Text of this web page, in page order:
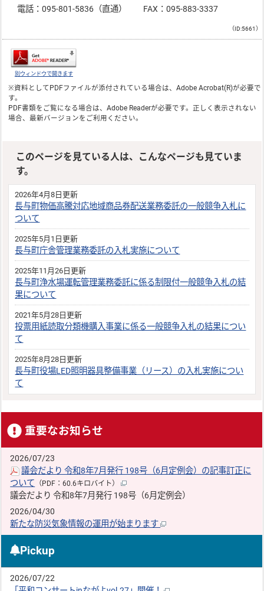
電話：095-801-5836（直通） FAX：095-883-3337
（ID:5661）
別ウィンドウで開きます
※資料としてPDFファイルが添付されている場合は、Adobe Acrobat(R)が必要で
す。
PDF書類をご覧になる場合は、Adobe Readerが必要です。正しく表示されない
場合、最新バージョンをご利用ください。
このページを見ている人は、こんなページも見ていま
す。
2026年4月8日更新
長与町物価高騰対応地域商品券配送業務委託の一般競争入札に
ついて
2025年5月1日更新
長与町庁舎管理業務委託の入札実施について
2025年11月26日更新
長与町浄水場運転管理業務委託に係る制限付一般競争入札の結
果について
2021年5月28日更新
投票用紙読取分類機購入事業に係る一般競争入札の結果につい
て
2025年8月28日更新
長与町役場LED照明器具整備事業（リース）の入札実施につい
て
重要なお知らせ
2026/07/23
議会だより 令和8年7月発行 198号（6月定例会）の記事訂正に
ついて （PDF：60.6キロバイト）
議会だより 令和8年7月発行 198号（6月定例会）
2026/04/30
新たな防災気象情報の運用が始まります
Pickup
2026/07/22